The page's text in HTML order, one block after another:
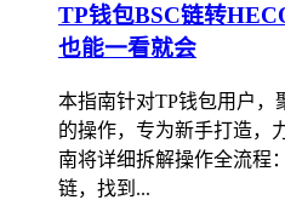
TP钱包BSC链转
也能一看就会
本指南针对TP钱包用户，
的操作，专为新手打造，
南将详细拆解操作全流程
链，找到...